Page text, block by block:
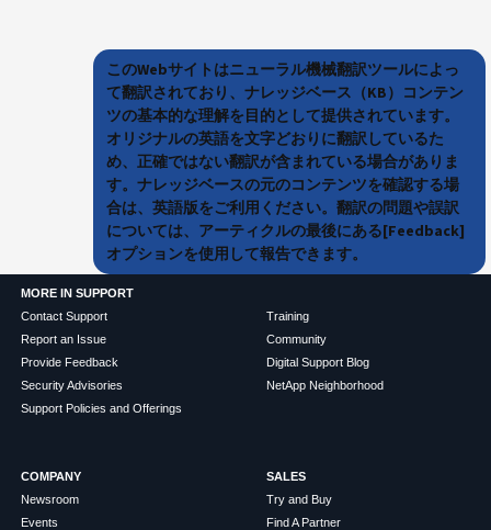
このWebサイトはニューラル機械翻訳ツールによっ
て翻訳されており、ナレッジベース（KB）コンテン
ツの基本的な理解を目的として提供されています。
オリジナルの英語を文字どおりに翻訳しているた
め、正確ではない翻訳が含まれている場合がありま
す。ナレッジベースの元のコンテンツを確認する場
合は、英語版をご利用ください。翻訳の問題や誤訳
については、アーティクルの最後にある[Feedback]
オプションを使用して報告できます。
MORE IN SUPPORT
Contact Support
Report an Issue
Provide Feedback
Security Advisories
Support Policies and Offerings
Training
Community
Digital Support Blog
NetApp Neighborhood
COMPANY
Newsroom
Events
SALES
Try and Buy
Find A Partner